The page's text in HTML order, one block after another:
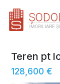
Teren pt
128,600 €